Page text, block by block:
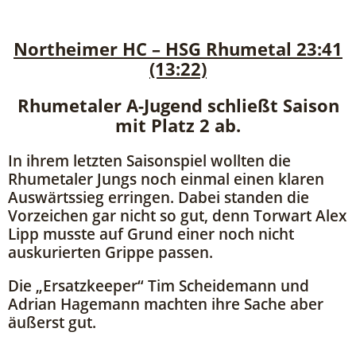
Northeimer HC – HSG Rhumetal 23:41
(13:22)
Rhumetaler A-Jugend schließt Saison
mit Platz 2 ab.
In ihrem letzten Saisonspiel wollten die
Rhumetaler Jungs noch einmal einen klaren
Auswärtssieg erringen. Dabei standen die
Vorzeichen gar nicht so gut, denn Torwart Alex
Lipp musste auf Grund einer noch nicht
auskurierten Grippe passen.
Die „Ersatzkeeper“ Tim Scheidemann und
Adrian Hagemann machten ihre Sache aber
äußerst gut.